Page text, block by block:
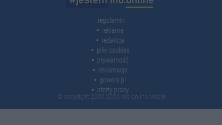
regulamin
reklama
redakcja
pliki cookies
prywatność
reklamacje
gowork.pl
oferty pracy
© copyright 2000-2026 Ino-online Media